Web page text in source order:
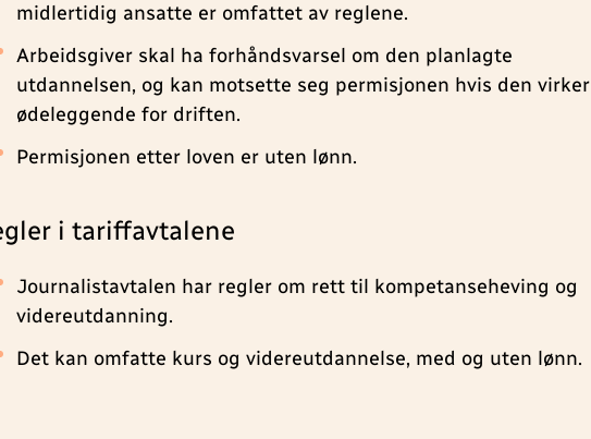
midlertidig ansatte er omfattet av reglene.
Arbeidsgiver skal ha forhåndsvarsel om den planlagte
utdannelsen, og kan motsette seg permisjonen hvis den virker
ødeleggende for driften.
Permisjonen etter loven er uten lønn.
i tariffavtalene
Journalistavtalen har regler om rett til kompetanseheving og
videreutdanning.
Det kan omfatte kurs og videreutdannelse, med og uten lønn.